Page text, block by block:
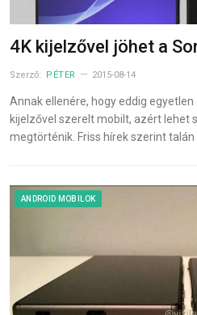
4K kijelzővel jöhet a
Szerző: PÉTER 2015-08-14
Annak ellenére, hogy eddig
kijelzővel szerelt mobilt, azért lehet
megtörténik. Friss hírek szerint talán
ANDROID MOBILOK